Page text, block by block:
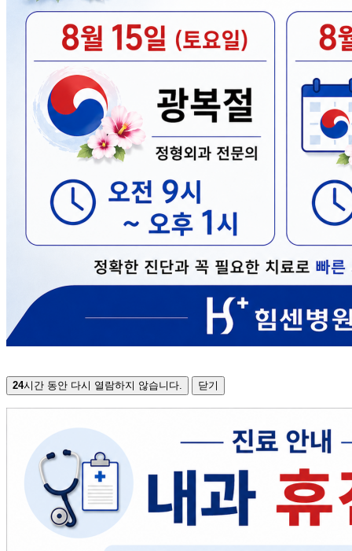
24시간 동안 다시 열람하지 않습니다. 닫기